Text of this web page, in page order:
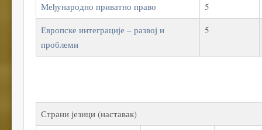
Међународно приватно право
5
Европске интеграције – развој и
проблеми
5
Страни језици (наставак)